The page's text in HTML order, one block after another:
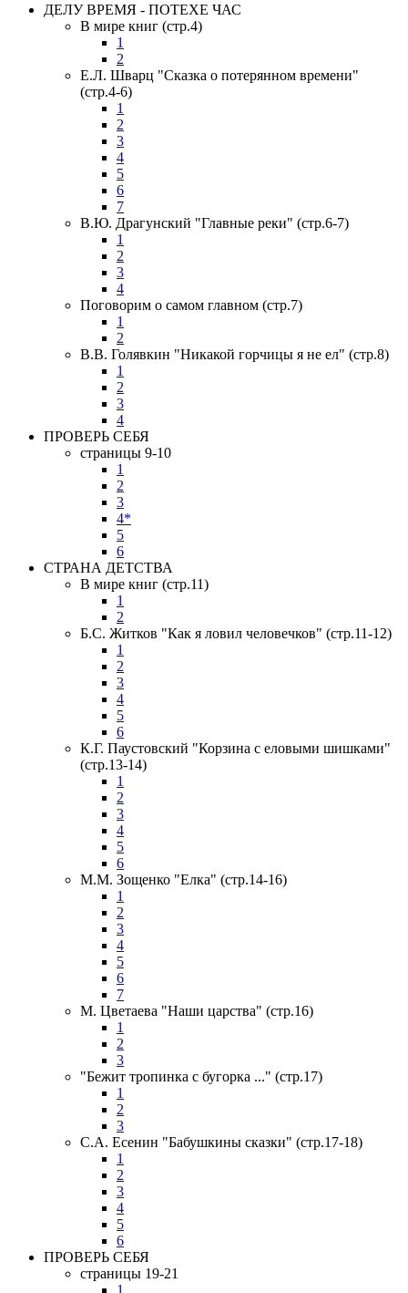
ДЕЛУ ВРЕМЯ - ПОТЕХЕ ЧАС
В мире книг (стр.4)
1
2
Е.Л. Шварц "Сказка о потерянном времени"
(стр.4-6)
1
2
3
4
5
6
7
В.Ю. Драгунский "Главные реки" (стр.6-7)
1
2
3
4
Поговорим о самом главном (стр.7)
1
2
В.В. Голявкин "Никакой горчицы я не ел" (стр.8)
1
2
3
4
ПРОВЕРЬ СЕБЯ
страницы 9-10
1
2
3
4*
5
6
СТРАНА ДЕТСТВА
В мире книг (стр.11)
1
2
Б.С. Житков "Как я ловил человечков" (стр.11-12)
1
2
3
4
5
6
К.Г. Паустовский "Корзина с еловыми шишками"
(стр.13-14)
1
2
3
4
5
6
М.М. Зощенко "Елка" (стр.14-16)
1
2
3
4
5
6
7
М. Цветаева "Наши царства" (стр.16)
1
2
3
"Бежит тропинка с бугорка ..." (стр.17)
1
2
3
С.А. Есенин "Бабушкины сказки" (стр.17-18)
1
2
3
4
5
6
ПРОВЕРЬ СЕБЯ
страницы 19-21
1